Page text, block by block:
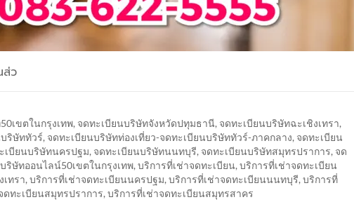
ส่ว
เขตในกรุงเทพ, จดทะเบียนบริษัทจังหวัดปทุมธานี, จดทะเบียนบริษัทฉะเชิงเทรา,
ริษัททัวร์, จดทะเบียนบริษัทท่องเที่ยว-จดทะเบียนบริษัททัวร์-ภาคกลาง, จดทะเบียน
เบียนบริษัทนครปฐม, จดทะเบียนบริษัทนนทบุรี, จดทะเบียนบริษัทสมุทรปราการ, จด
ริษัทออนไลน์50เขตในกรุงเทพ, บริการที่เช่าจดทะเบียน, บริการที่เช่าจดทะเบียน
ทรา, บริการที่เช่าจดทะเบียนนครปฐม, บริการที่เช่าจดทะเบียนนนทบุรี, บริการที่
ดทะเบียนสมุทรปราการ, บริการที่เช่าจดทะเบียนสมุทรสาคร